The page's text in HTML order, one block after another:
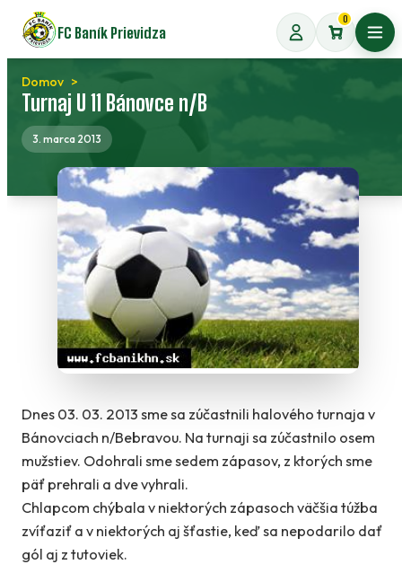
Preskočiť
na
obsah
FC Baník Prievidza
0
Domov
Turnaj U 11 Bánovce n/B
3. marca 2013
Dnes 03. 03. 2013 sme sa zúčastnili halového turnaja v
Bánovciach n/Bebravou. Na turnaji sa zúčastnilo osem
mužstiev. Odohrali sme sedem zápasov, z ktorých sme
päť prehrali a dve vyhrali.
Chlapcom chýbala v niektorých zápasoch väčšia túžba
zvíťaziť a v niektorých aj šťastie, keď sa nepodarilo dať
gól aj z tutoviek.